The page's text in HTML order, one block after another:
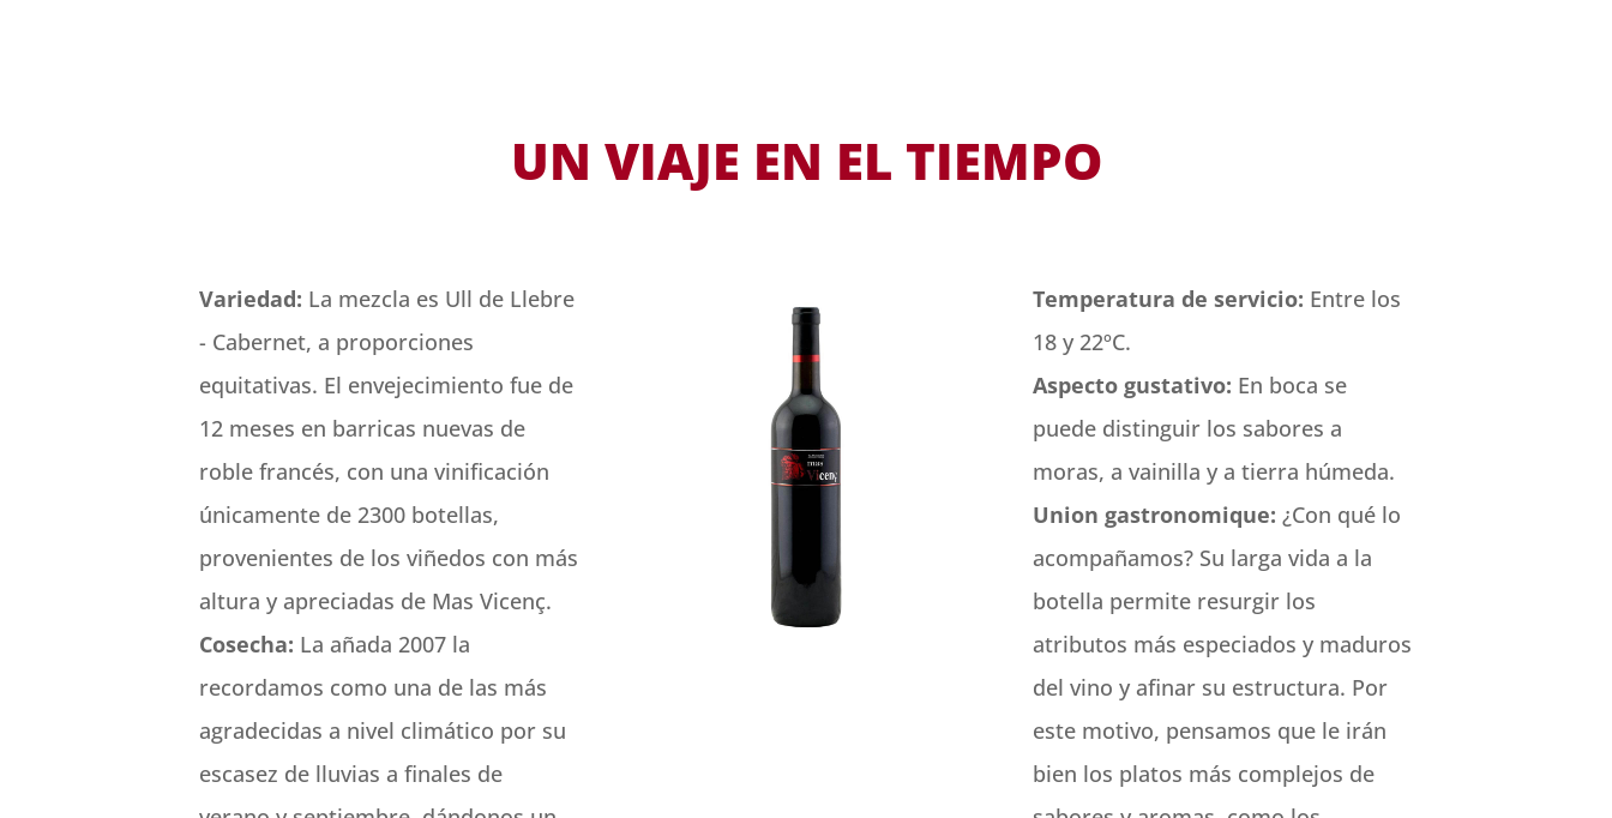
UN VIAJE EN EL TIEMPO
Variedad: La mezcla es Ull de Llebre
- Cabernet, a proporciones
equitativas. El envejecimiento fue de
12 meses en barricas nuevas de
roble francés, con una vinificación
únicamente de 2300 botellas,
provenientes de los viñedos con más
altura y apreciadas de Mas Vicenç.
Cosecha: La añada 2007 la
recordamos como una de las más
agradecidas a nivel climático por su
escasez de lluvias a finales de
Temperatura de servicio: Entre los
18 y 22ºC.
Aspecto gustativo: En boca se
puede distinguir los sabores a
moras, a vainilla y a tierra húmeda.
Union gastronomique: ¿Con qué lo
acompañamos? Su larga vida a la
botella permite resurgir los
atributos más especiados y maduros
del vino y afinar su estructura. Por
este motivo, pensamos que le irán
bien los platos más complejos de